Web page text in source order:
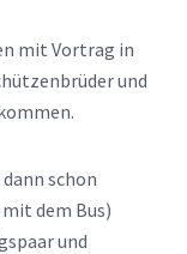
mit Vortrag in
und
schon
dem Bus)
und